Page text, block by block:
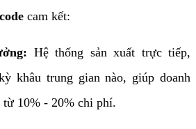
cam kết:
Hệ thống sản xuất trực tiếp,
khâu trung gian nào, giúp doanh
10% - 20% chi phí.